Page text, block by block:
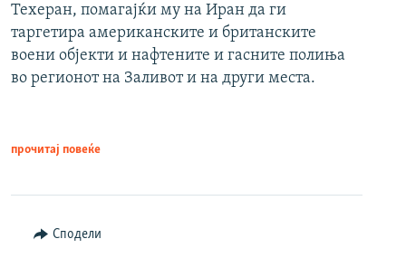
Техеран, помагајќи му на Иран да ги
таргетира американските и британските
воени објекти и нафтените и гасните полиња
во регионот на Заливот и на други места.
прочитај повеќе
Сподели